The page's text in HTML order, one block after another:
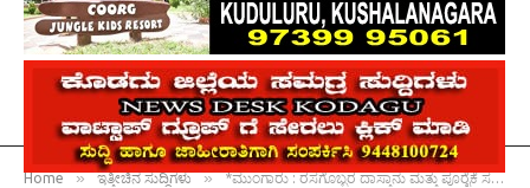
Home » ಇತ್ತೀಚಿನ ಸುದ್ದಿಗಳು » *ಮುಂಗಾರು : ರಸಗೊಬ್ಬರ ದಾಸ್ತಾನು ಮತ್ತು ಪೂರೈಕೆ ಸಮರ್ಪಕವಾಗಿರಲಿ : ಜಿಲ್ಲಾಧಿಕಾರಿ ವೆಂಕಟ್ ರಾಜಾ ಸಲಹೆ*